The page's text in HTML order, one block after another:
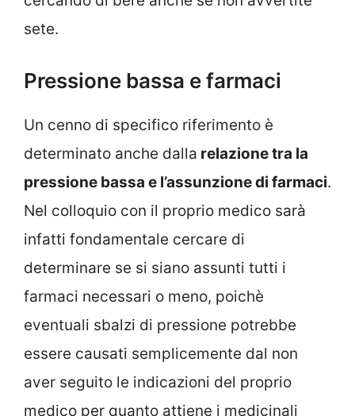
sete.
Pressione bassa e farmaci
Un cenno di specifico riferimento è
determinato anche dalla relazione tra la
pressione bassa e l’assunzione di farmaci.
Nel colloquio con il proprio medico sarà
infatti fondamentale cercare di
determinare se si siano assunti tutti i
farmaci necessari o meno, poichè
eventuali sbalzi di pressione potrebbe
essere causati semplicemente dal non
aver seguito le indicazioni del proprio
medico per quanto attiene i medicinali